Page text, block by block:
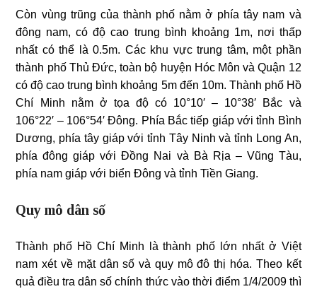
Còn vùng trũng của thành phố nằm ở phía tây nam và
đông nam, có độ cao trung bình khoảng 1m, nơi thấp
nhất có thể là 0.5m. Các khu vực trung tâm, một phần
thành phố Thủ Đức, toàn bộ huyện Hóc Môn và Quận 12
có độ cao trung bình khoảng 5m đến 10m. Thành phố Hồ
Chí Minh nằm ở tọa độ có 10°10′ – 10°38′ Bắc và
106°22′ – 106°54′ Đông. Phía Bắc tiếp giáp với tỉnh Bình
Dương, phía tây giáp với tỉnh Tây Ninh và tỉnh Long An,
phía đông giáp với Đồng Nai và Bà Rịa – Vũng Tàu,
phía nam giáp với biển Đông và tỉnh Tiền Giang.
Quy mô dân số
Thành phố Hồ Chí Minh là thành phố lớn nhất ở Việt
nam xét về mặt dân số và quy mô đô thị hóa. Theo kết
quả điều tra dân số chính thức vào thời điểm 1/4/2009 thì